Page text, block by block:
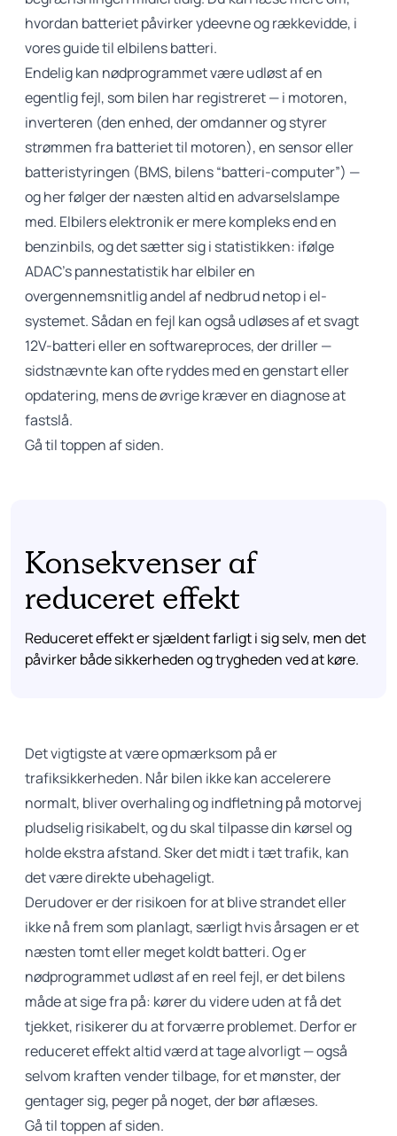
hvordan batteriet påvirker ydeevne og rækkevidde, i
vores guide tilelbilens batteri.
Endelig kan nødprogrammet være udløst af en
egentlig fejl, som bilen har registreret — i motoren,
inverteren (den enhed, der omdanner og styrer
strømmen fra batteriet til motoren), en sensor eller
batteristyringen (BMS, bilens “batteri-computer”) —
og her følger der næsten altid en advarselslampe
med. Elbilers elektronik er mere kompleks end en
benzinbils, og det sætter sig i statistikken: ifølge
ADAC’s pannestatistikhar elbiler en
overgennemsnitlig andel af nedbrud netop i el-
systemet. Sådan en fejl kan også udløses af et svagt
12V-batteri eller en softwareproces, der driller —
sidstnævnte kan ofte ryddes med en genstart eller
opdatering, mens de øvrige kræver en diagnose at
fastslå.
Gå til toppen af siden.
Konsekvenser af
reduceret effekt
Reduceret effekt er sjældent farligt i sig selv, men det
påvirker både sikkerheden og trygheden ved at køre.
Det vigtigste at være opmærksom på er
trafiksikkerheden. Når bilen ikke kan accelerere
normalt, bliver overhaling og indfletning på motorvej
pludselig risikabelt, og du skal tilpasse din kørsel og
holde ekstra afstand. Sker det midt i tæt trafik, kan
det være direkte ubehageligt.
Derudover er der risikoen for at blive strandet eller
ikke nå frem som planlagt, særligt hvis årsagen er et
næsten tomt eller meget koldt batteri. Og er
nødprogrammet udløst af en reel fejl, er det bilens
måde at sige fra på: kører du videre uden at få det
tjekket, risikerer du at forværre problemet. Derfor er
reduceret effekt altid værd at tage alvorligt — også
selvom kraften vender tilbage, for et mønster, der
gentager sig, peger på noget, der bør aflæses.
Gå til toppen af siden.